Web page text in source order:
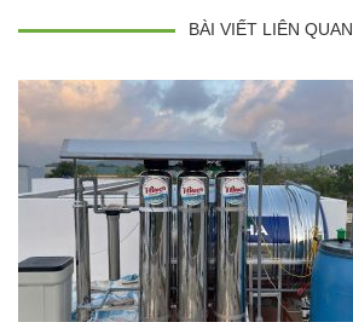
BÀI VIẾT LIÊN QUAN